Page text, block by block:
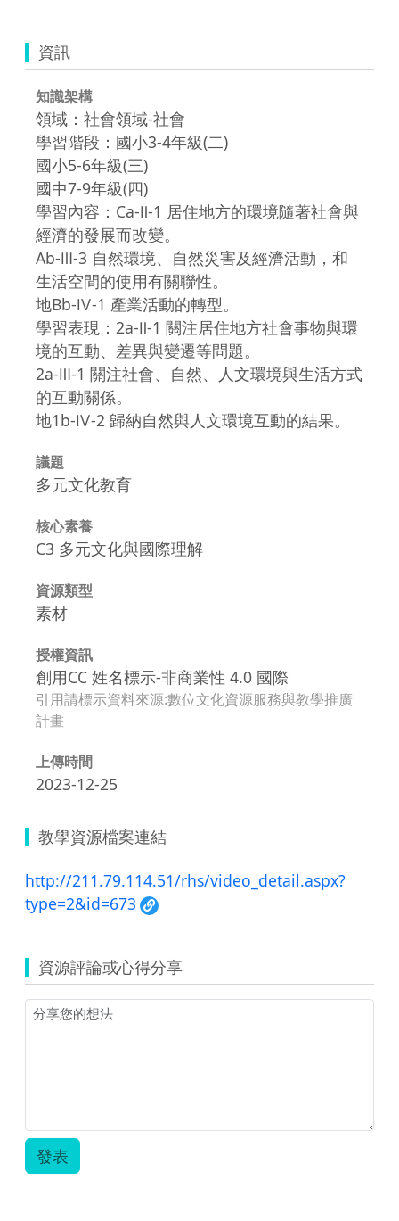
資訊
知識架構
領域：社會領域-社會
學習階段：國小3-4年級(二)
國小5-6年級(三)
國中7-9年級(四)
學習內容：Ca-Ⅱ-1 居住地方的環境隨著社會與
經濟的發展而改變。
Ab-Ⅲ-3 自然環境、自然災害及經濟活動，和
生活空間的使用有關聯性。
地Bb-Ⅳ-1 產業活動的轉型。
學習表現：2a-Ⅱ-1 關注居住地方社會事物與環
境的互動、差異與變遷等問題。
2a-Ⅲ-1 關注社會、自然、人文環境與生活方式
的互動關係。
地1b-Ⅳ-2 歸納自然與人文環境互動的結果。
議題
多元文化教育
核心素養
C3 多元文化與國際理解
資源類型
素材
授權資訊
創用CC 姓名標示-非商業性 4.0 國際
引用請標示資料來源:數位文化資源服務與教學推廣
計畫
上傳時間
2023-12-25
教學資源檔案連結
http://211.79.114.51/rhs/video_detail.aspx?
type=2&id=673
資源評論或心得分享
發表